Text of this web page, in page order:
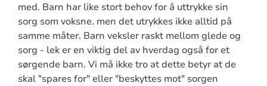
med. Barn har like stort behov for å uttrykke sin
sorg som voksne. men det utrykkes ikke alltid på
samme måter. Barn veksler raskt mellom glede og
sorg - lek er en viktig del av hverdag også for et
sørgende barn. Vi må ikke tro at dette betyr at de
skal "spares for" eller "beskyttes mot" sorgen